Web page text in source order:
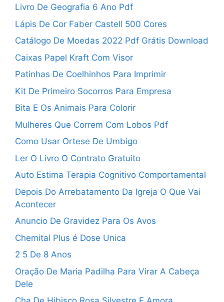
Livro De Geografia 6 Ano Pdf
Lápis De Cor Faber Castell 500 Cores
Catálogo De Moedas 2022 Pdf Grátis Download
Caixas Papel Kraft Com Visor
Patinhas De Coelhinhos Para Imprimir
Kit De Primeiro Socorros Para Empresa
Bita E Os Animais Para Colorir
Mulheres Que Correm Com Lobos Pdf
Como Usar Ortese De Umbigo
Ler O Livro O Contrato Gratuito
Auto Estima Terapia Cognitivo Comportamental
Depois Do Arrebatamento Da Igreja O Que Vai
Acontecer
Anuncio De Gravidez Para Os Avos
Chemital Plus é Dose Unica
2 5 De 8 Anos
Oração De Maria Padilha Para Virar A Cabeça
Dele